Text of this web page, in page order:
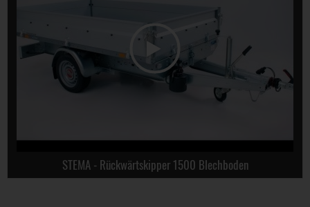
STEMA - Rückwärtskipper 1500 Blechboden